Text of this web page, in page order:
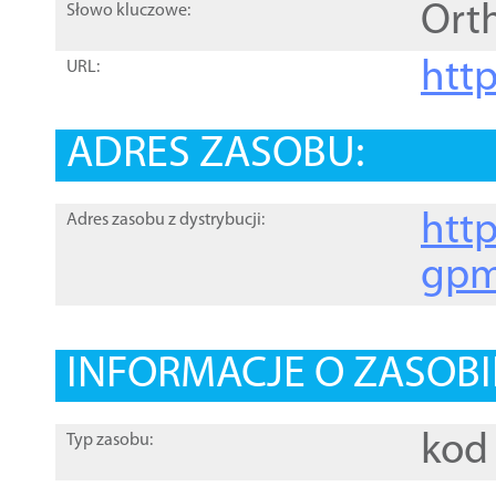
Słowo kluczowe:
URL:
ADRES ZASOBU:
Adres zasobu z dystrybucji:
INFORMACJE O
Typ zasobu: kod